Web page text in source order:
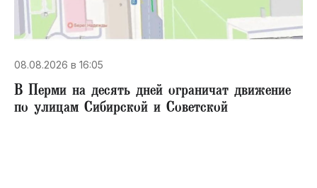
08.08.2026 в 16:05
В Перми на десять дней ограничат движение
по улицам Сибирской и Советской